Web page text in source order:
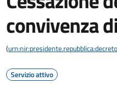
convivenza
(
Servizio attivo